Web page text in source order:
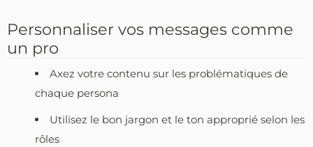
Personnaliser vos messages comme
un pro
Axez votre contenu sur les problématiques de
chaque persona
Utilisez le bon jargon et le ton approprié selon les
rôles